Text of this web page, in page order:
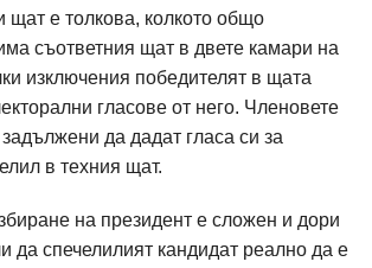
щат е толкова, колкото общо
съответния щат в двете камари на
изключения победителят в щата
гласове от него. Членовете
да дадат гласа си за
в техния щат.
на президент е сложен и дори
да спечелилият кандидат реално да е